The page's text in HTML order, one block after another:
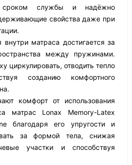
сроком службы и надёжно
свойства даже при
внутри матраса достигается за
между пружинами.
циркулировать, отводить тепло
созданию комфортного
комфорт от использования
матрас Lonax Memory-Latex
благодаря его упругости и
за формой тела, снижая
участки и способствуя